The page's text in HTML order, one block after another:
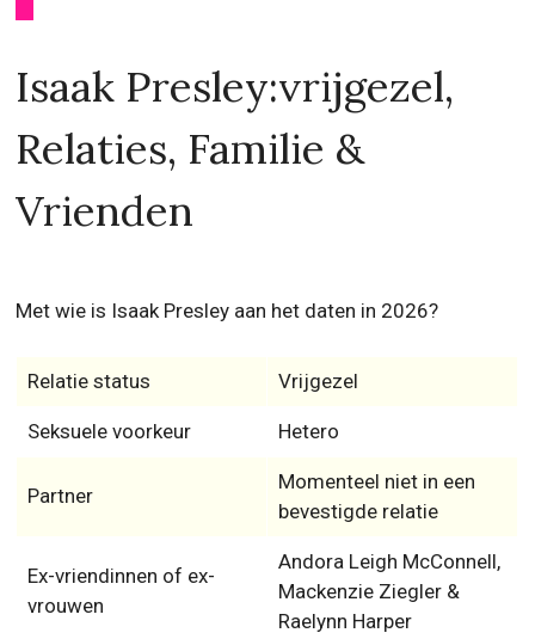
Isaak Presley:vrijgezel,
Relaties, Familie &
Vrienden
Met wie is Isaak Presley aan het daten in 2026?
Relatie status Vrijgezel
Seksuele voorkeur Hetero
Partner
Momenteel niet in een
bevestigde relatie
Ex-vriendinnen of ex-
vrouwen
Andora Leigh McConnell,
Mackenzie Ziegler &
Raelynn Harper